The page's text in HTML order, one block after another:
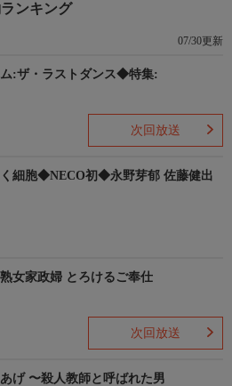
ンキング
07/30更新
:ザ・ラストダンス◆特集:
次回放送
細胞◆NECO初◆永野芽郁 佐藤健出
女家政婦 とろけるご奉仕
次回放送
げ 〜殺人教師と呼ばれた男